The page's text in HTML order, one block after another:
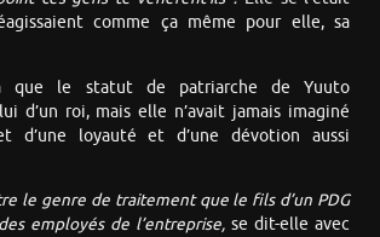
comme ça même pour elle, sa
que le statut de patriarche de Yuuto
d’un roi, mais elle n’avait jamais imaginé
d’une loyauté et d’une dévotion aussi
le genre de traitement que le fils d’un PDG
employés de l’entreprise, se dit-elle avec